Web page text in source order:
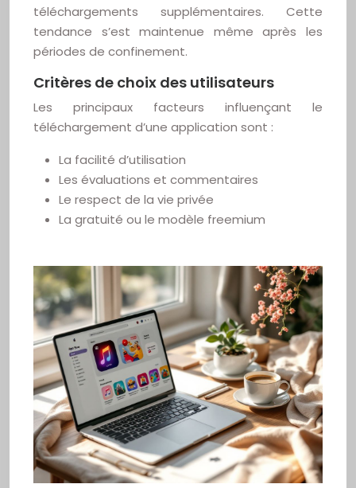
téléchargements supplémentaires. Cette
tendance s’est maintenue même après les
périodes de confinement.
Critères de choix des utilisateurs
Les principaux facteurs influençant le
téléchargement d’une application sont :
La facilité d’utilisation
Les évaluations et commentaires
Le respect de la vie privée
La gratuité ou le modèle freemium